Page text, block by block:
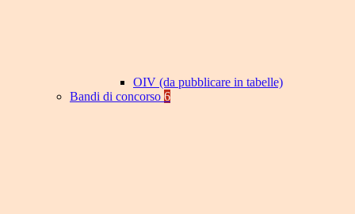
OIV (da pubblicare in tabelle)
Bandi di concorso 6